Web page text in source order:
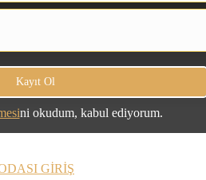
ni okudum, kabul ediyorum.
GİRİŞ